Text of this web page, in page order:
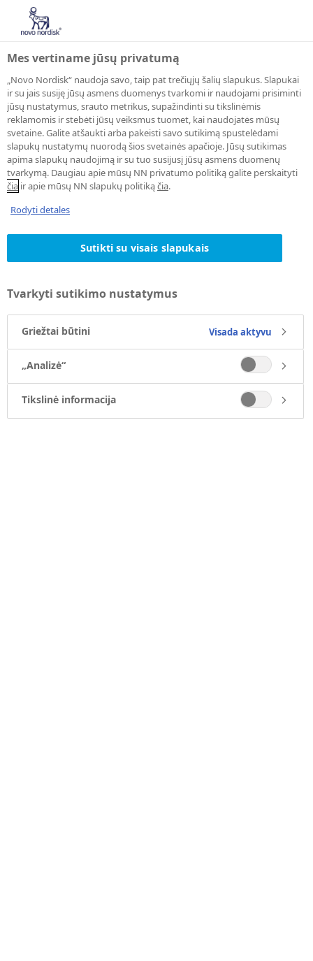
Mes vertiname jūsų privatumą
„Novo Nordisk“ naudoja savo, taip pat trečiųjų šalių slapukus. Slapukai
ir su jais susiję jūsų asmens duomenys tvarkomi ir naudojami prisiminti
jūsų nustatymus, srauto metrikus, supažindinti su tikslinėmis
reklamomis ir stebėti jūsų veiksmus tuomet, kai naudojatės mūsų
svetaine. Galite atšaukti arba pakeisti savo sutikimą spustelėdami
slapukų nustatymų nuorodą šios svetainės apačioje. Jūsų sutikimas
apima slapukų naudojimą ir su tuo susijusį jūsų asmens duomenų
tvarkymą. Daugiau apie mūsų NN privatumo politiką galite perskaityti
čia ir apie mūsų NN slapukų politikąčia.
Rodyti detales
Sutikti su visais slapukais
Tvarkyti sutikimo nustatymus
Griežtai būtini Visada aktyvu
„Analizė“
Tikslinė informacija